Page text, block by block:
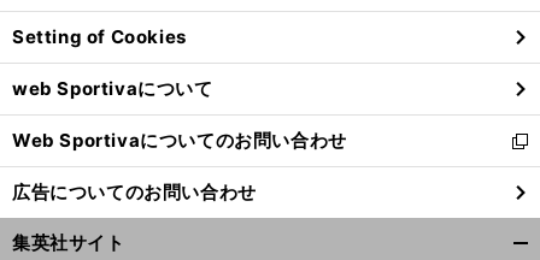
ン
ド
ウ
で
開
く
Setting of Cookies
web Sportivaについて
Web Sportivaについてのお問い合わせ
新
し
い
ウ
ィ
広告についてのお問い合わせ
集英社サイト